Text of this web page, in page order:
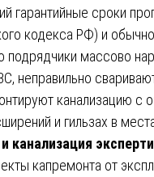
гарантийные сроки
кодекса РФ) и
подрядчики массово
неправильно
канализацию с
и гильзах в
канализация
капремонта от